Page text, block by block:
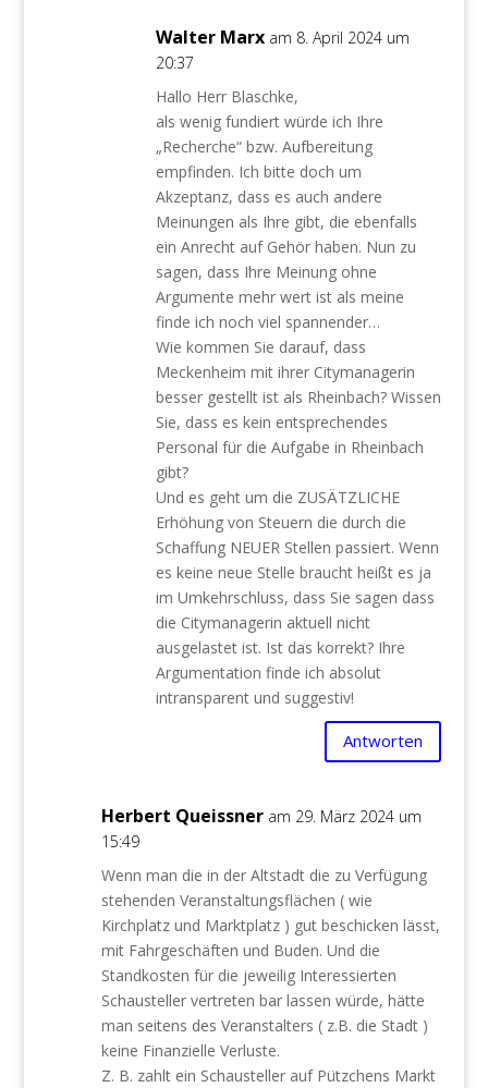
Walter Marx am 8. April 2024 um
20:37
Hallo Herr Blaschke,
als wenig fundiert würde ich Ihre
„Recherche“ bzw. Aufbereitung
empfinden. Ich bitte doch um
Akzeptanz, dass es auch andere
Meinungen als Ihre gibt, die ebenfalls
ein Anrecht auf Gehör haben. Nun zu
sagen, dass Ihre Meinung ohne
Argumente mehr wert ist als meine
finde ich noch viel spannender…
Wie kommen Sie darauf, dass
Meckenheim mit ihrer Citymanagerin
besser gestellt ist als Rheinbach? Wissen
Sie, dass es kein entsprechendes
Personal für die Aufgabe in Rheinbach
gibt?
Und es geht um die ZUSÄTZLICHE
Erhöhung von Steuern die durch die
Schaffung NEUER Stellen passiert. Wenn
es keine neue Stelle braucht heißt es ja
im Umkehrschluss, dass Sie sagen dass
die Citymanagerin aktuell nicht
ausgelastet ist. Ist das korrekt? Ihre
Argumentation finde ich absolut
intransparent und suggestiv!
Antworten
Herbert Queissner am 29. März 2024 um
15:49
Wenn man die in der Altstadt die zu Verfügung
stehenden Veranstaltungsflächen ( wie
Kirchplatz und Marktplatz ) gut beschicken lässt,
mit Fahrgeschäften und Buden. Und die
Standkosten für die jeweilig Interessierten
Schausteller vertreten bar lassen würde, hätte
man seitens des Veranstalters ( z.B. die Stadt )
keine Finanzielle Verluste.
Z. B. zahlt ein Schausteller auf Pützchens Markt